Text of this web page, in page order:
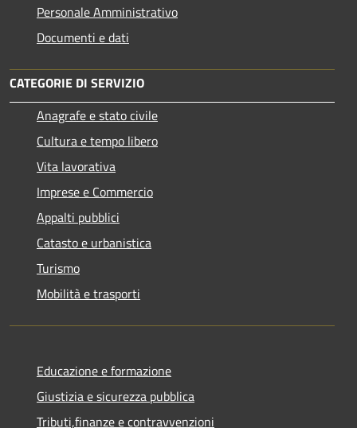
Personale Amministrativo
Documenti e dati
CATEGORIE DI SERVIZIO
Anagrafe e stato civile
Cultura e tempo libero
Vita lavorativa
Imprese e Commercio
Appalti pubblici
Catasto e urbanistica
Turismo
Mobilità e trasporti
Educazione e formazione
Giustizia e sicurezza pubblica
Tributi,finanze e contravvenzioni